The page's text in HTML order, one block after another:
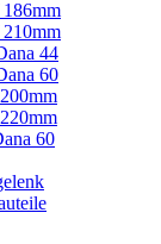
186mm
210mm
44
60
60